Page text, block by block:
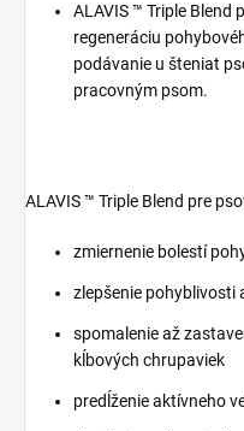
ALAVIS ™ Triple Blend
regeneráciu
podávanie u šteniat
pracovným psom.
ALAVIS ™ Triple Blend pre
zmiernenie bolestí
zlepšenie pohyblivosti
spomalenie až
kĺbových chrupaviek
predĺženie aktívneho